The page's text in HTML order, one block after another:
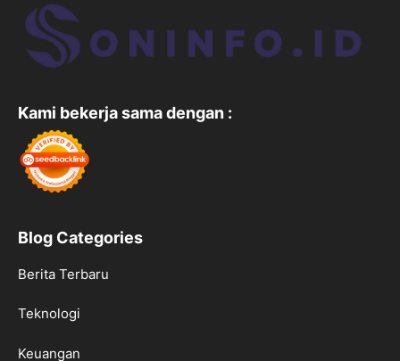
Kami bekerja sama dengan :
Blog Categories
Berita Terbaru
Teknologi
Keuangan